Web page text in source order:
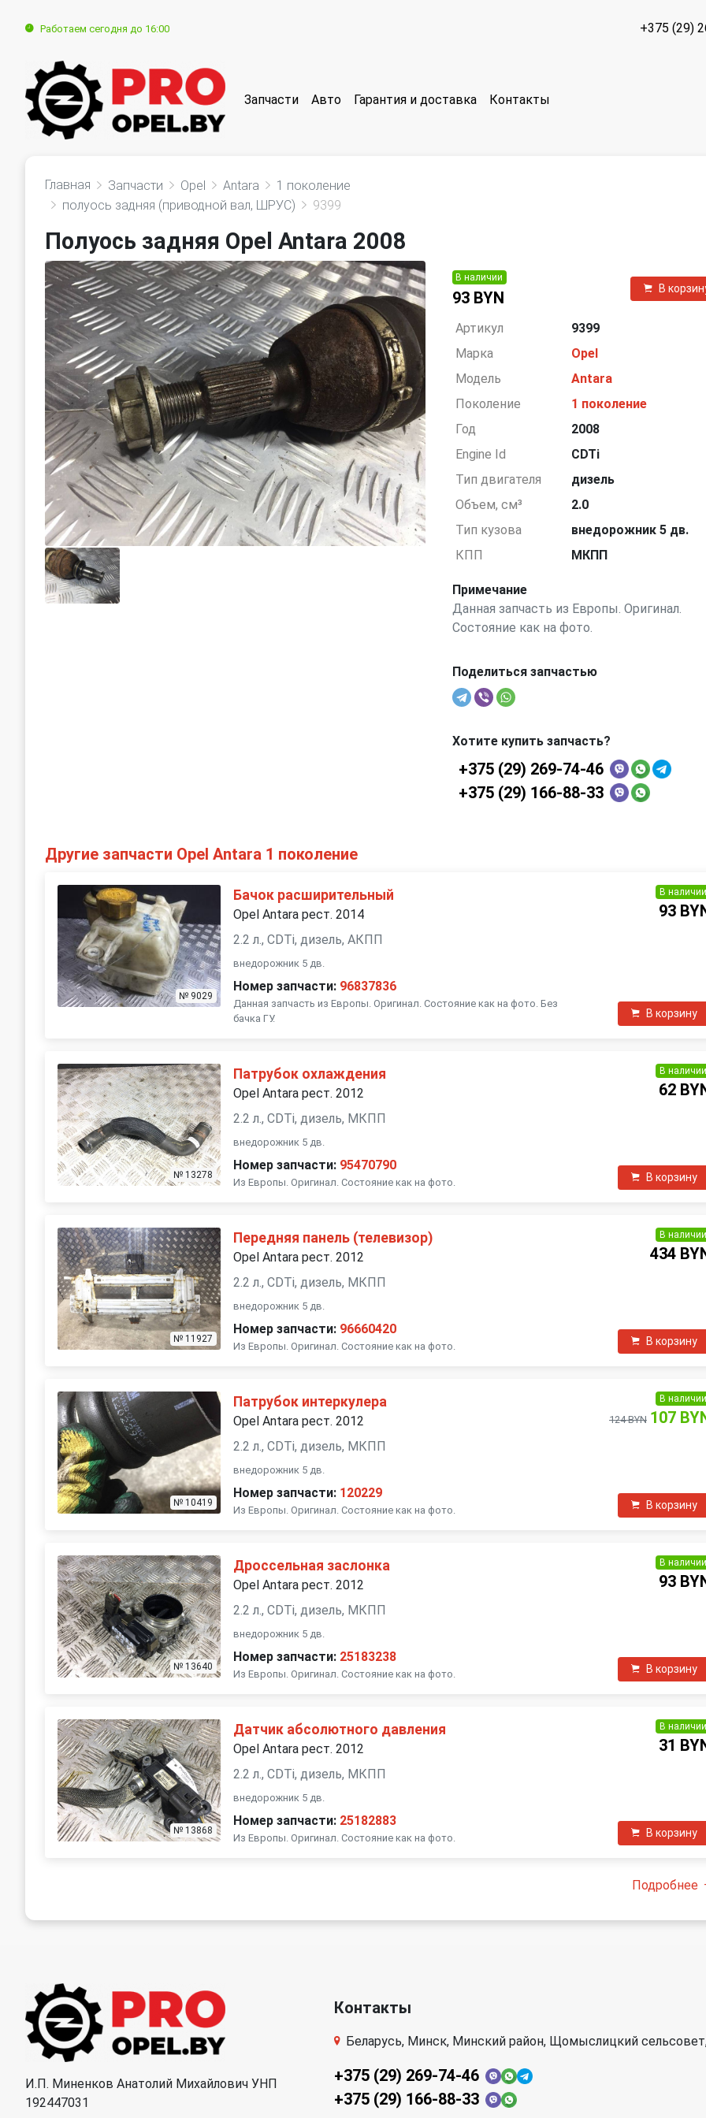
Работаем сегодня до 16:00 +375 (29)
Запчасти Авто Гарантия и доставка Контакты
Главная Запчасти Opel Antara
1 поколение
полуось задняя (приводной вал, ШРУС)
9399
Полуось задняя Opel Antara 2008
В наличии
93 BYN
В
Артикул
9399
Марка
Opel
Модель
Antara
Поколение
1 поколение
Год
2008
Engine Id
CDTi
Тип двигателя
дизель
Объем, см³
2.0
Тип кузова
внедорожник 5 дв.
КПП
МКПП
Примечание
Данная запчасть из Европы. Оригинал.
Состояние как на фото.
Поделиться запчастью
Хотите купить запчасть?
+375 (29) 269-74-46
+375 (29) 166-88-33
Другие запчасти Opel Antara 1 поколение
№ 9029
Бачок расширительный
Opel Antara рест. 2014
2.2 л., CDTi, дизель, АКПП
внедорожник 5 дв.
Номер запчасти: 96837836
Данная запчасть из Европы. Оригинал. Состояние как на фото. Без
бачка ГУ.
В наличии
93
В корзину
№ 13278
Патрубок охлаждения
Opel Antara рест. 2012
2.2 л., CDTi, дизель, МКПП
внедорожник 5 дв.
Номер запчасти: 95470790
Из Европы. Оригинал. Состояние как на фото.
В наличии
62
В корзину
№ 11927
Передняя панель (телевизор)
Opel Antara рест. 2012
2.2 л., CDTi, дизель, МКПП
внедорожник 5 дв.
Номер запчасти: 96660420
Из Европы. Оригинал. Состояние как на фото.
В наличии
434
В корзину
№ 10419
Патрубок интеркулера
Opel Antara рест. 2012
2.2 л., CDTi, дизель, МКПП
внедорожник 5 дв.
Номер запчасти: 120229
Из Европы. Оригинал. Состояние как на фото.
В наличии
124 BYN 107
В корзину
№ 13640
Дроссельная заслонка
Opel Antara рест. 2012
2.2 л., CDTi, дизель, МКПП
внедорожник 5 дв.
Номер запчасти: 25183238
Из Европы. Оригинал. Состояние как на фото.
В наличии
93
В корзину
№ 13868
Датчик абсолютного давления
Opel Antara рест. 2012
2.2 л., CDTi, дизель, МКПП
внедорожник 5 дв.
Номер запчасти: 25182883
Из Европы. Оригинал. Состояние как на фото.
В наличии
31
В корзину
Подробнее
И.П. Миненков Анатолий Михайлович УНП
192447031
Контакты
Беларусь, Минск, Минский район, Щомыслицкий
+375 (29) 269-74-46
+375 (29) 166-88-33